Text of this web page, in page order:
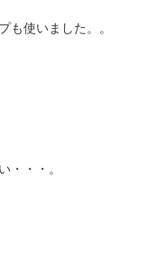
も使いました。。
・・・。